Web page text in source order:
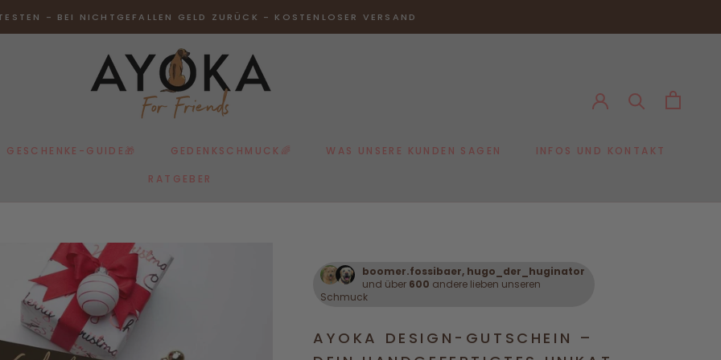
- BEI NICHTGEFALLEN GELD ZURÜCK - KOSTENLOSER VERSAND
GESCHENKE-GUIDE🎁 GEDENKSCHMUCK🌈 WAS UNSERE KUNDEN SAGEN INFOS UND KONTAKT
RATGEBER
boomer.fossibaer, hugo_der_huginator
und über 600 andere lieben unseren
Schmuck
AYOKA DESIGN-GUTSCHEIN –